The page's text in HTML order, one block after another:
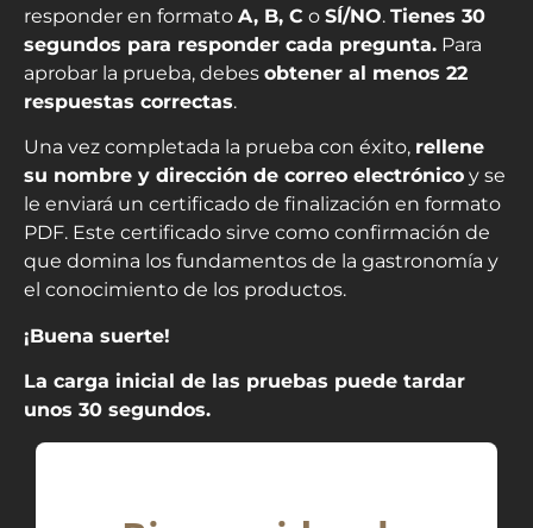
responder en formato A, B, C o SÍ/NO. Tienes 30
segundos para responder cada pregunta. Para
aprobar la prueba, debes obtener al menos 22
respuestas correctas.
Una vez completada la prueba con éxito, rellene
su nombre y dirección de correo electrónico y se
le enviará un certificado de finalización en formato
PDF. Este certificado sirve como confirmación de
que domina los fundamentos de la gastronomía y
el conocimiento de los productos.
¡Buena suerte!
La carga inicial de las pruebas puede tardar
unos 30 segundos.